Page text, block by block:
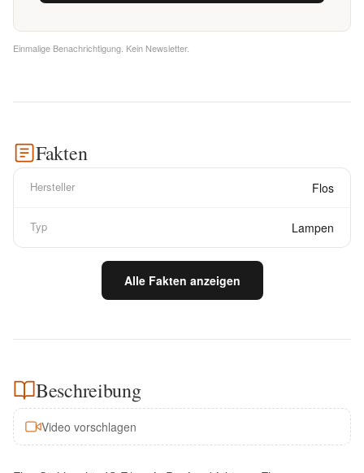
Einmalige Benachrichtigung. Kein Newsletter.
Fakten
Hersteller Flos
Typ Lampen
Alle Fakten anzeigen
Beschreibung
Video vorschlagen